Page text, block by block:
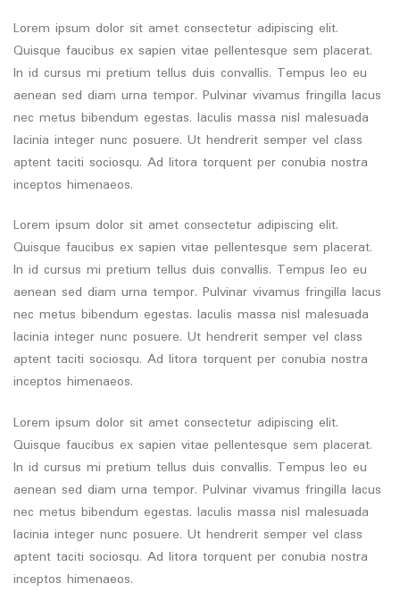
Lorem ipsum dolor sit amet consectetur adipiscing elit.
Quisque faucibus ex sapien vitae pellentesque sem placerat.
In id cursus mi pretium tellus duis convallis. Tempus leo eu
aenean sed diam urna tempor. Pulvinar vivamus fringilla lacus
nec metus bibendum egestas. Iaculis massa nisl malesuada
lacinia integer nunc posuere. Ut hendrerit semper vel class
aptent taciti sociosqu. Ad litora torquent per conubia nostra
inceptos himenaeos.
Lorem ipsum dolor sit amet consectetur adipiscing elit.
Quisque faucibus ex sapien vitae pellentesque sem placerat.
In id cursus mi pretium tellus duis convallis. Tempus leo eu
aenean sed diam urna tempor. Pulvinar vivamus fringilla lacus
nec metus bibendum egestas. Iaculis massa nisl malesuada
lacinia integer nunc posuere. Ut hendrerit semper vel class
aptent taciti sociosqu. Ad litora torquent per conubia nostra
inceptos himenaeos.
Lorem ipsum dolor sit amet consectetur adipiscing elit.
Quisque faucibus ex sapien vitae pellentesque sem placerat.
In id cursus mi pretium tellus duis convallis. Tempus leo eu
aenean sed diam urna tempor. Pulvinar vivamus fringilla lacus
nec metus bibendum egestas. Iaculis massa nisl malesuada
lacinia integer nunc posuere. Ut hendrerit semper vel class
aptent taciti sociosqu. Ad litora torquent per conubia nostra
inceptos himenaeos.